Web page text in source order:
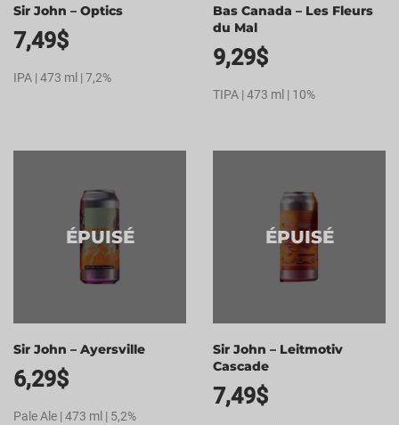
Sir John – Optics
7,49$
IPA | 473 ml | 7,2%
Bas Canada – Les Fleurs
du Mal
9,29$
TIPA | 473 ml | 10%
ÉPUISÉ
Sir John – Ayersville
6,29$
Pale Ale | 473 ml | 5,2%
ÉPUISÉ
Sir John – Leitmotiv
Cascade
7,49$